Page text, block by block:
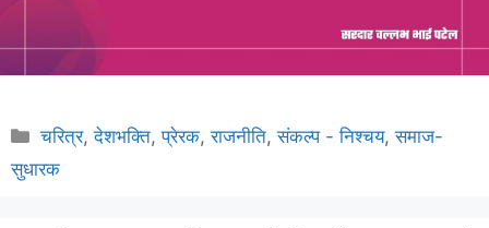
Categories
चरित्र,देशभक्ति,प्रेरक,राजनीति,संकल्प - निश्चय,समाज-
सुधारक